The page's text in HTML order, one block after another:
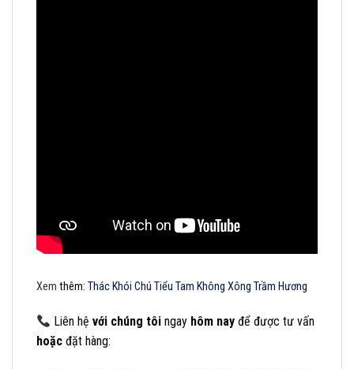
Xem thêm: Thác Khói Chú Tiểu Tam Không Xông Trầm Hương
Liên hệ với chúng tôi ngay hôm nay để được tư vấn
hoặc đặt hàng: